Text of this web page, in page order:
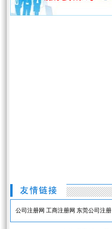
公司注册网 工商注册网 东莞公司注册